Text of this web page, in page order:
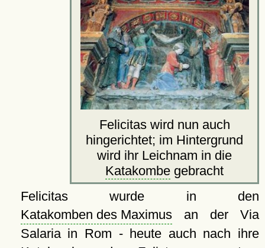
Felicitas wird nun auch
hingerichtet; im Hintergrund
wird ihr Leichnam in die
Katakombe gebracht
Felicitas wurde in den
Katakomben des Maximusan der Via
Salaria in Rom - heute auch nach ihre